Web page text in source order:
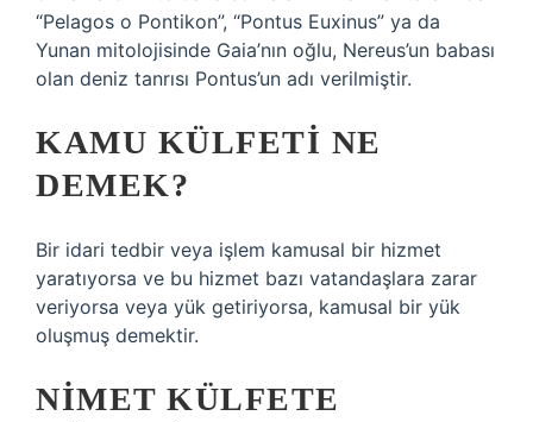
“Pelagos o Pontikon”, “Pontus Euxinus” ya da
Yunan mitolojisinde Gaia’nın oğlu, Nereus’un babası
olan deniz tanrısı Pontus’un adı verilmiştir.
KAMU KÜLFETI NE
DEMEK?
Bir idari tedbir veya işlem kamusal bir hizmet
yaratıyorsa ve bu hizmet bazı vatandaşlara zarar
veriyorsa veya yük getiriyorsa, kamusal bir yük
oluşmuş demektir.
NIMET KÜLFETE